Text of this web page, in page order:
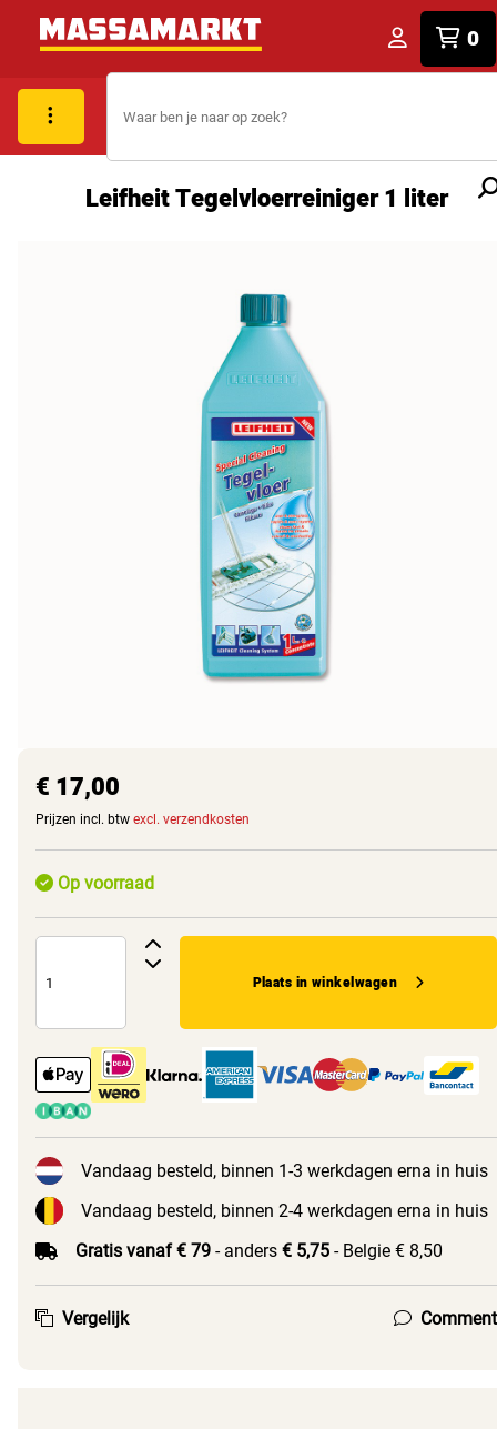
0
Leifheit Tegelvloerreiniger 1 liter
€ 17,00
Prijzen incl. btw excl. verzendkosten
Op voorraad
Plaats in winkelwagen
Vandaag besteld, binnen 1-3 werkdagen erna in huis
Vandaag besteld, binnen 2-4 werkdagen erna in huis
Gratis vanaf € 79 - anders € 5,75 - Belgie € 8,50
Vergelijk Comment